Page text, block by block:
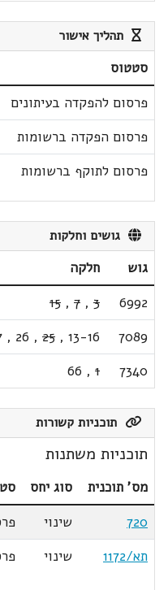
תהליך אישור
סטטוס
פרסום להפקדה בעיתונים
פרסום הפקדה ברשומות
פרסום לתוקף ברשומות
גושים וחלקות
גוש
חלקה
6992
3
,
7
,
15
7089
13-16
,
25
,
26
,
7340
1
,
66
תוכניות קשורות
תוכניות משתנות
מס' תוכנית סוג יחס
720
שינוי
תא/1172
שינוי